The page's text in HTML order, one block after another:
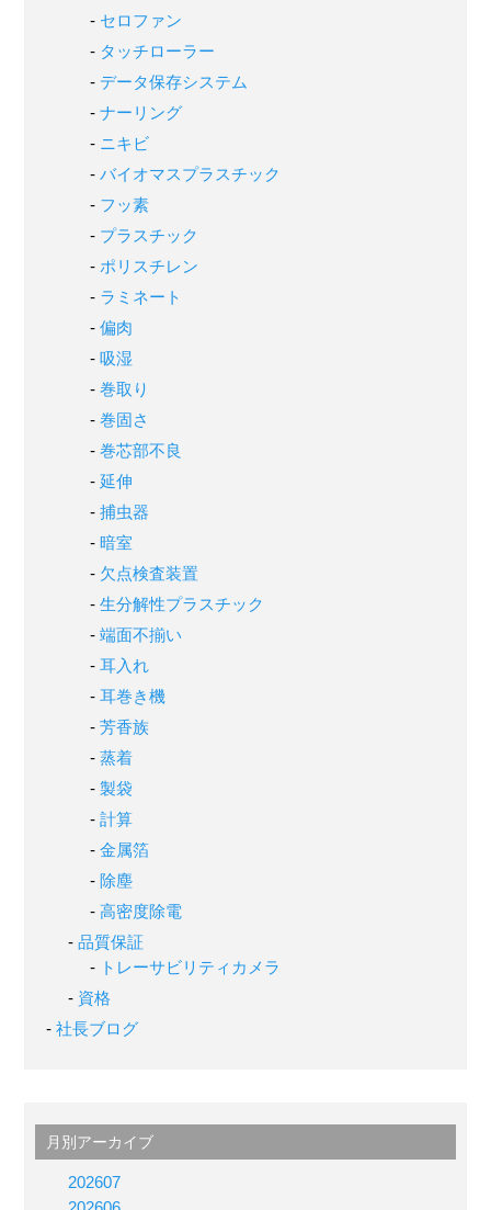
セロファン
タッチローラー
データ保存システム
ナーリング
ニキビ
バイオマスプラスチック
フッ素
プラスチック
ポリスチレン
ラミネート
偏肉
吸湿
巻取り
巻固さ
巻芯部不良
延伸
捕虫器
暗室
欠点検査装置
生分解性プラスチック
端面不揃い
耳入れ
耳巻き機
芳香族
蒸着
製袋
計算
金属箔
除塵
高密度除電
品質保証
トレーサビリティカメラ
資格
社長ブログ
月別アーカイブ
202607